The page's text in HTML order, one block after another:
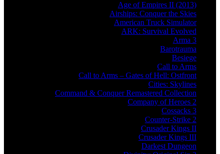
Age of Empires II (2013)
Airships: Conquer the Skies
American Truck Simulator
ARK: Survival Evolved
Arma 3
Barotrauma
Besiege
Call to Arms
Call to Arms – Gates of Hell: Ostfront
Cities: Skylines
Command & Conquer Remastered Collection
Company of Heroes 2
Cossacks 3
Counter-Strike 2
Crusader Kings II
Crusader Kings III
Darkest Dungeon